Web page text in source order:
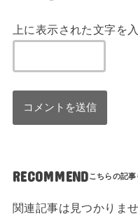
上に表示された文字を
RECOMMEND
関連記事は見つかりま